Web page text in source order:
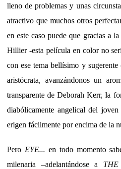
lleno de problemas y unas
atractivo que muchos otros
en este caso puede que gracias a
Hillier -esta película en color no
con ese tema bellísimo y
aristócrata, avanzándonos un
transparente de Deborah Kerr, la
diabólicamente angelical del
erigen fácilmente por encima de la
Pero EYE... en todo momento
milenaria –adelantándose a